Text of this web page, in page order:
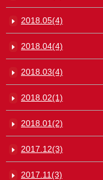
2018.05(4)
2018.04(4)
2018.03(4)
2018.02(1)
2018.01(2)
2017.12(3)
2017.11(3)